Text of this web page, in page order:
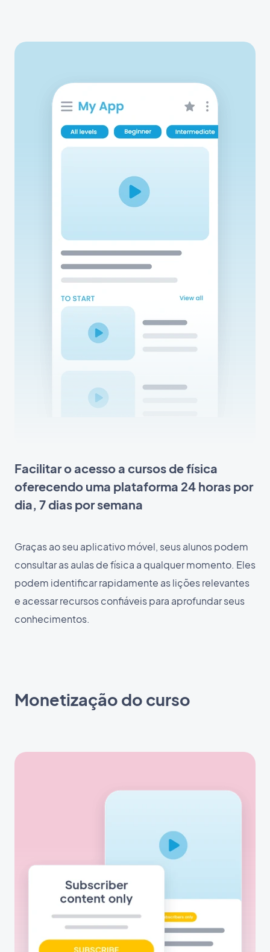
Facilitar o acesso a cursos de física
oferecendo uma plataforma 24 horas por
dia, 7 dias por semana
Graças ao seu aplicativo móvel, seus alunos podem
consultar as aulas de física a qualquer momento. Eles
podem identificar rapidamente as lições relevantes
e acessar recursos confiáveis para aprofundar seus
conhecimentos.
Monetização do curso